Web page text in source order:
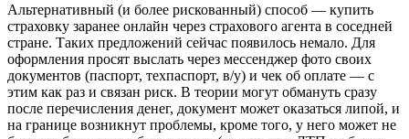
Альтернативный (и более рискованный) способ — купить
страховку заранее онлайн через страхового агента в соседней
стране. Таких предложений сейчас появилось немало. Для
оформления просят выслать через мессенджер фото своих
документов (паспорт, техпаспорт, в/у) и чек об оплате — с
этим как раз и связан риск. В теории могут обмануть сразу
после перечисления денег, документ может оказаться липой, и
на границе возникнут проблемы, кроме того, у него может не